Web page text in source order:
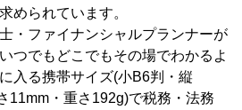
められています。
・ファイナンシャルプランナーが
つでもどこでもその場でわかるよ
入る携帯サイズ(小B6判・縦
11mm・重さ192g)で税務・法務